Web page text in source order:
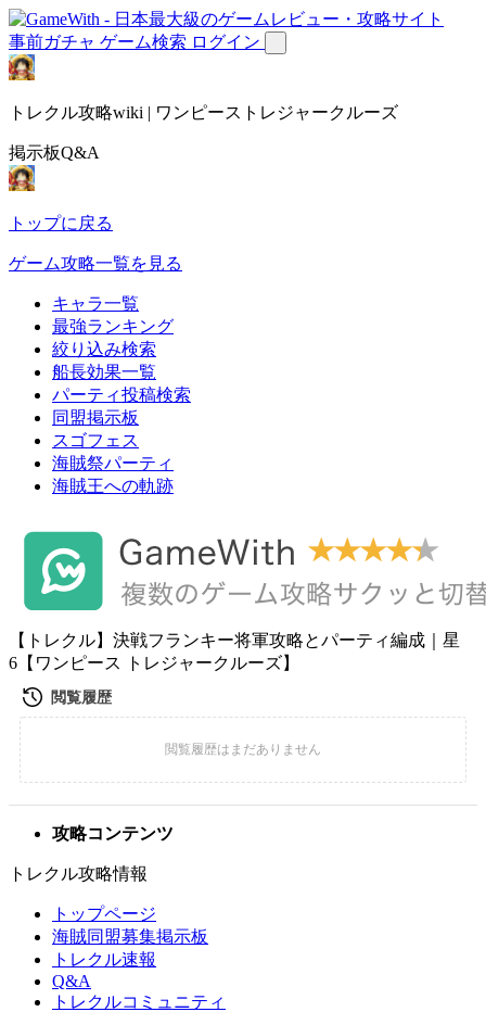
事前ガチャ ゲーム検索 ログイン
トレクル攻略wiki | ワンピーストレジャークルーズ
掲示板Q&A
トップに戻る
ゲーム攻略一覧を見る
キャラ一覧
最強ランキング
絞り込み検索
船長効果一覧
パーティ投稿検索
同盟掲示板
スゴフェス
海賊祭パーティ
海賊王への軌跡
【トレクル】決戦フランキー将軍攻略とパーティ編成｜星
6【ワンピース トレジャークルーズ】
攻略コンテンツ
トレクル攻略情報
トップページ
海賊同盟募集掲示板
トレクル速報
Q&A
トレクルコミュニティ